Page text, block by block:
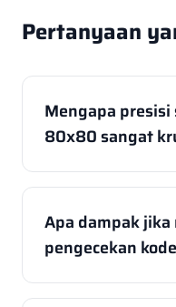
Pertanyaan
Mengapa
80x80 sangat
Apa dampak
pengecekan